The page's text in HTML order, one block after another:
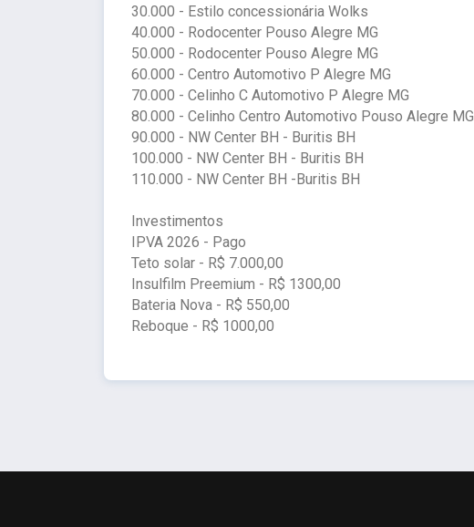
30.000 - Estilo concessionária Wolks
40.000 - Rodocenter Pouso Alegre MG
50.000 - Rodocenter Pouso Alegre MG
60.000 - Centro Automotivo P Alegre MG
70.000 - Celinho C Automotivo P Alegre MG
80.000 - Celinho Centro Automotivo Pouso Alegre MG
90.000 - NW Center BH - Buritis BH
100.000 - NW Center BH - Buritis BH
110.000 - NW Center BH -Buritis BH
Investimentos
IPVA 2026 - Pago
Teto solar - R$ 7.000,00
Insulfilm Preemium - R$ 1300,00
Bateria Nova - R$ 550,00
Reboque - R$ 1000,00